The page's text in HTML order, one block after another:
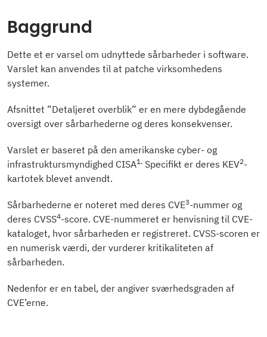
Baggrund
Dette et er varsel om udnyttede sårbarheder i software.
Varslet kan anvendes til at patche virksomhedens
systemer.
Afsnittet ”Detaljeret overblik” er en mere dybdegående
oversigt over sårbarhederne og deres konsekvenser.
Varslet er baseret på den amerikanske cyber- og
infrastruktursmyndighed CISA1. Specifikt er deres KEV2-
kartotek blevet anvendt.
Sårbarhederne er noteret med deres CVE3-nummer og
deres CVSS4-score. CVE-nummeret er henvisning til CVE-
kataloget, hvor sårbarheden er registreret. CVSS-scoren er
en numerisk værdi, der vurderer kritikaliteten af
sårbarheden.
Nedenfor er en tabel, der angiver sværhedsgraden af
CVE’erne.